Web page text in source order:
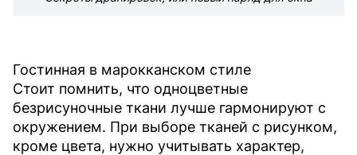
Гостинная в марокканском стиле
Стоит помнить, что одноцветные
безрисуночные ткани лучше гармонируют с
окружением. При выборе тканей с рисунком,
кроме цвета, нужно учитывать характер,